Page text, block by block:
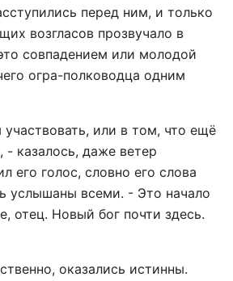
перед ним, и только
возгласов прозвучало в
совпадением или молодой
огра-полководца одним
или в том, что ещё
- казалось, даже ветер
его голос, словно его слова
услышаны всеми. - Это начало
отец. Новый бог почти здесь.
оказались истинны.